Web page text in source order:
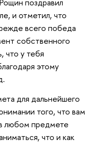
поздравил
и отметил, что
всего победа
собственного
что у тебя
этому
для дальнейшего
того, что вам
любом предмете
что и как